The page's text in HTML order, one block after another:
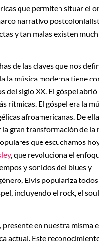
que permiten situar el
narrativo
y tan malas existen
de las claves que nos
la música moderna tiene
siglo XX. El góspel abrió
rítmicas. El góspel era la
afroamericanas. De
gran transformación de la
que escuchamos
, que revoluciona el
y sonidos del blues y
Elvis populariza
incluyendo el rock, el
en nuestra misma
actual. Este